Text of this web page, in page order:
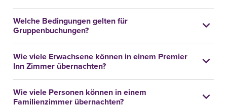
Welche Bedingungen gelten für
Gruppenbuchungen?
Wie viele Erwachsene können in einem Premier
Inn Zimmer übernachten?
Wie viele Personen können in einem
Familienzimmer übernachten?